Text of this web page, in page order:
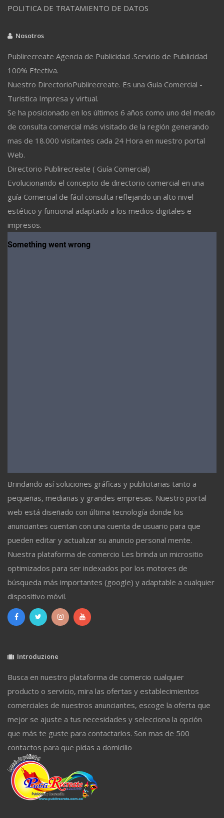
POLITICA DE TRATAMIENTO DE DATOS
Nosotros
Publirecreate Agencia de Publicidad .Servicio de Publicidad
100% Efectiva.
Nuestro DirectorioPublirecreate. Es una Guía Comercial -
Turistica Impresa y virtual.
Se ha posicionado en los últimos 6 años como uno del medio
de consulta comercial más visitado de la región generando
mas de 18.000 visitantes cada 24 Hora en nuestro portal
Web.
Directorio Publirecreate ( Guía Comercial)
Evolucionando el concepto de directorio comercial en una
guía Comercial de fácil consulta reflejando un alto nivel
estético y funcional adaptado a los medios digitales e
impresos.
Brindando así soluciones gráficas y publicitarias tanto a
pequeñas, medianas y grandes empresas. Nuestro portal
web está diseñado con última tecnología donde los
anunciantes cuentan con una cuenta de usuario para que
pueden editar y actualizar su anuncio personal mente.
Nuestra plataforma de comercio Les brinda un micrositio
optimizados para ser indexados por los motores de
búsqueda más importantes (google) y adaptable a cualquier
dispositivo móvil.
Introduzione
Busca en nuestro plataforma de comercio cualquier
producto o servicio, mira las ofertas y establecimientos
comerciales de nuestros anunciantes, escoge la oferta que
mejor se ajuste a tus necesidades y selecciona la opción
que más te guste para contactarlos. Son mas de 500
contactos para que pidas a domicilio